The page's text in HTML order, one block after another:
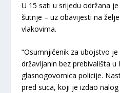
U 15 sati u srijedu održana
šutnje – uz obavijesti na
vlakovima.
“Osumnjičenik za ubojstvo
državljanin bez prebivališta u
glasnogovornica policije.
pred suca, koji je izdao